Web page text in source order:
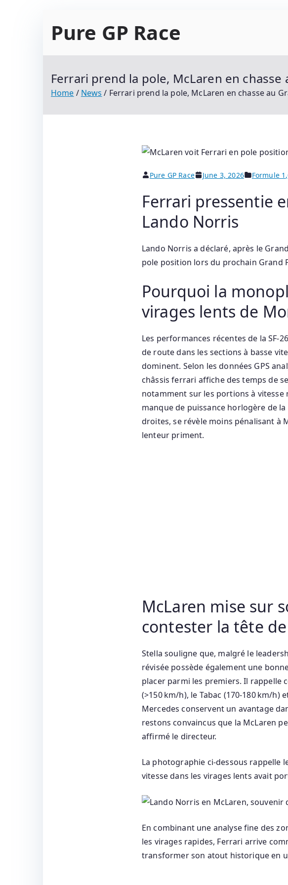
Pure GP Race
Ferrari prend la pole, McLaren en chasse
Home News Ferrari prend la pole, McLaren en chasse au
Pure GP Race June 3, 2026 Formule 1 ,
Ferrari pressentie
Lando Norris
Lando Norris a déclaré, après le
pole position lors du prochain Grand
Pourquoi la
virages lents de
Les performances récentes de la
de route dans les sections à basse
dominent. Selon les données GPS
châssis ferrari affiche des temps de
notamment sur les portions à
manque de puissance horlogère de
droites, se révèle moins pénalisant à
lenteur priment.
McLaren mise sur
contester la tête
Stella souligne que, malgré le
révisée possède également une
placer parmi les premiers. Il rappelle
(>150 km/h), le Tabac (170‑180 km/
Mercedes conservent un avantage
restons convaincus que la McLaren
affirmé le directeur.
La photographie ci‑dessous rappelle
vitesse dans les virages lents avait
En combinant une analyse fine des
les virages rapides, Ferrari arrive
transformer son atout historique en